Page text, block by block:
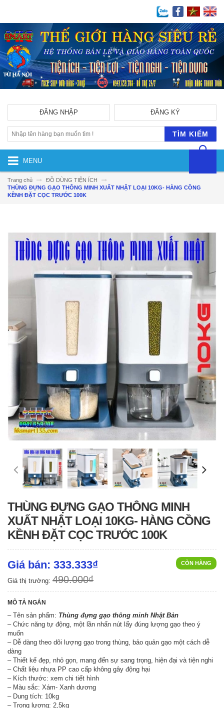
ĐĂNG KÝ
ĐĂNG NHẬP
TÌM KIẾM
MENU
Trang chủ
ĐỒ DÙNG TIỆN ÍCH
THÙNG ĐỰNG GẠO THÔNG MINH XUẤT NHẬT LOẠI 10KG- HÀNG CỒNG
KỀNH ĐẶT CỌC TRƯỚC 100K
THÙNG ĐỰNG GẠO THÔNG MINH
XUẤT NHẬT LOẠI 10KG- HÀNG CỒNG
KỀNH ĐẶT CỌC TRƯỚC 100K
CÒN HÀNG
Giá bán: 333.333₫
Giá thị trường: 490.000₫
MÔ TẢ NGẮN
– Tên sản phẩm: Thùng đựng gạo thông minh Nhật Bản
– Chức năng tự động, một lần nhấn nút lấy đúng lượng gạo theo ý
muốn
– Dễ dàng theo dõi lượng gạo trong thùng, bảo quản gạo một cách dễ
dàng
– Thiết kế đẹp, nhỏ gọn, mang đến sự sang trọng, hiện đại và tiện nghi
– Chất liệu nhựa PP cao cấp không gây động hại
– Kích thước: xem chi tiết hình
– Màu sắc: Xám- Xanh dương
– Dung tích: 10kg
– Trọng lượng: 2,5kg